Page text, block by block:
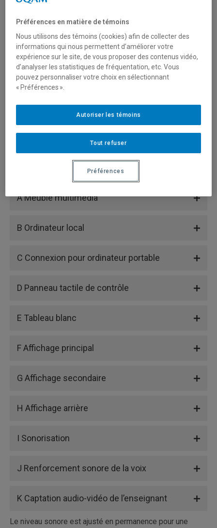
décrite plus précisément dans le site de
A Meuble multimédia
B Ordinateur local
C Connexion pour ordinateur portable
D Panneau tactile de contrôle
E Tableau blanc
F Affichage principal
G Affichage secondaire
H Affichage arrière
I Sonorisation
J Renforcement sonore de la voix
K Captation audio-vidéo de l’enseignant
Le niveau sonore est ajusté en permanence pour une
Préférences en matière de témoins
Nous utilisons des témoins (cookies) afin de collecter des
informations qui nous permettent d’améliorer votre
expérience sur le site, de vous proposer des contenus vidéo,
d’analyser les statistiques de fréquentation, etc. Vous
pouvez personnaliser votre choix en sélectionnant
« Préférences ».
Tout refuser
Autoriser les témoins
Préférences